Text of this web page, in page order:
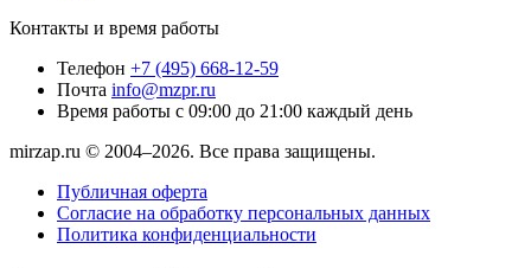
Контакты и время работы
Телефон +7 (495) 668-12-59
Почта info@mzpr.ru
Время работы с 09:00 до 21:00 каждый день
mirzap.ru © 2004–2026. Все права защищены.
Публичная оферта
Согласие на обработку персональных данных
Политика конфиденциальности